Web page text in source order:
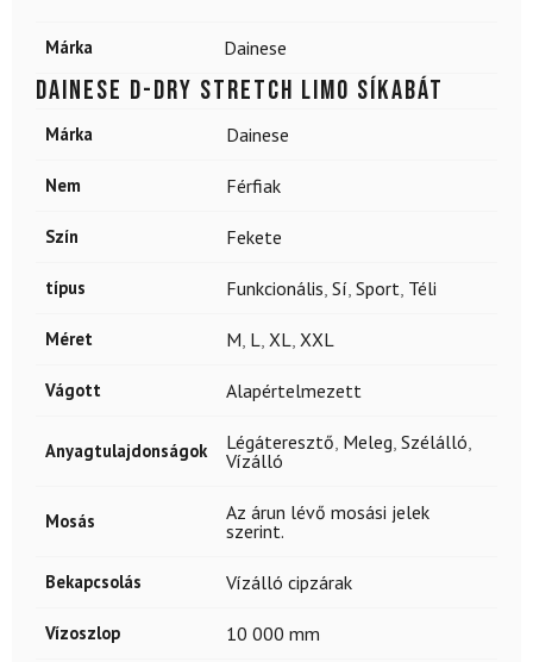
Márka Dainese
DAINESE D-Dry Stretch Limo síkabát
Márka Dainese
Nem Férfiak
Szín Fekete
típus Funkcionális, Sí, Sport, Téli
Méret M, L, XL, XXL
Vágott Alapértelmezett
Anyagtulajdonságok Légáteresztő, Meleg, Szélálló,
Vízálló
Mosás
Az árun lévő mosási jelek
szerint.
Bekapcsolás Vízálló cipzárak
Vízoszlop 10 000 mm